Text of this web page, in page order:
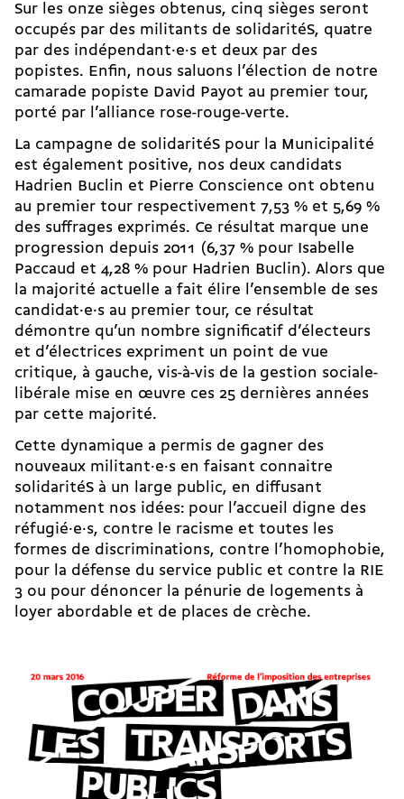
Sur les onze sièges obtenus, cinq sièges seront
occupés par des militants de solidaritéS, quatre
par des indépendant·e·s et deux par des
popistes. Enfin, nous saluons l’élection de notre
camarade popiste David Payot au premier tour,
porté par l’alliance rose-rouge-verte.
La campagne de solidaritéS pour la Municipalité
est également positive, nos deux candidats
Hadrien Buclin et Pierre Conscience ont obtenu
au premier tour respectivement 7,53 % et 5,69 %
des suffrages exprimés. Ce résultat marque une
progression depuis 2011 (6,37 % pour Isabelle
Paccaud et 4,28 % pour Hadrien Buclin). Alors que
la majorité actuelle a fait élire l’ensemble de ses
candidat·e·s au premier tour, ce résultat
démontre qu’un nombre significatif d’électeurs
et d’électrices expriment un point de vue
critique, à gauche, vis-à-vis de la gestion sociale-
libérale mise en œuvre ces 25 dernières années
par cette majorité.
Cette dynamique a permis de gagner des
nouveaux militant·e·s en faisant connaitre
solidaritéS à un large public, en diffusant
notamment nos idées: pour l’accueil digne des
réfugié·e·s, contre le racisme et toutes les
formes de discriminations, contre l’homophobie,
pour la défense du service public et contre la RIE
3 ou pour dénoncer la pénurie de logements à
loyer abordable et de places de crèche.